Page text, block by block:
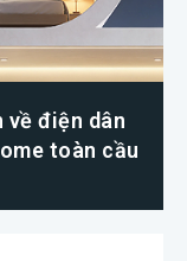
điện dân
toàn cầu